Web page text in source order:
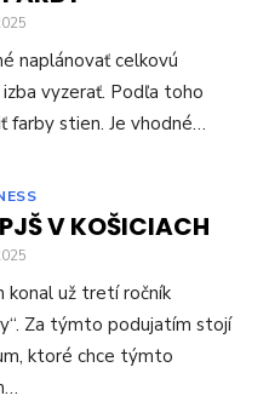
naplánovať celkovú
vyzerať. Podľa toho
stien. Je vhodné…
V KOŠICIACH
konal už tretí ročník
Za týmto podujatím stojí
ktoré chce týmto